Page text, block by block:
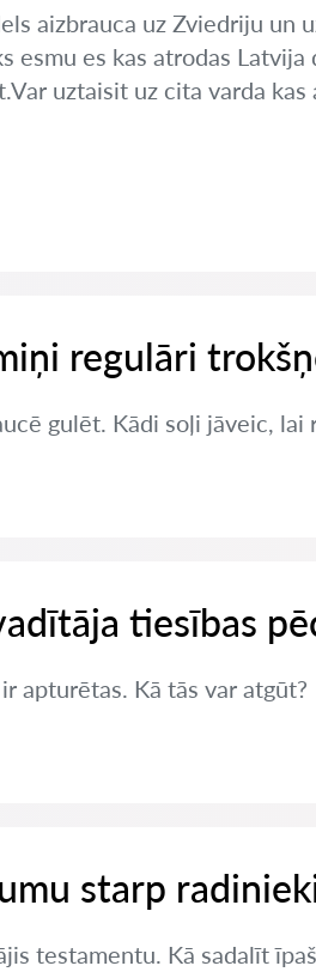
aizbrauca uz Zviedriju un
esmu es kas atrodas
uztaisit uz cita varda
regulāri
gulēt. Kādi soļi jāveic, lai
tiesības
apturētas. Kā tās var atgūt?
starp
testamentu. Kā sadalīt